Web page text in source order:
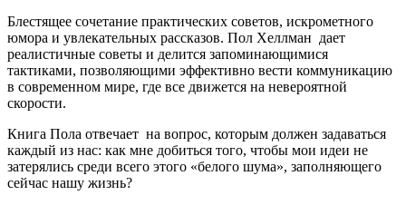
Блестящее сочетание практических советов, искрометного
юмора и увлекательных рассказов. Пол Хеллман дает
реалистичные советы и делится запоминающимися
тактиками, позволяющими эффективно вести коммуникацию
в современном мире, где все движется на невероятной
скорости.
Книга Пола отвечает на вопрос, которым должен задаваться
каждый из нас: как мне добиться того, чтобы мои идеи не
затерялись среди всего этого «белого шума», заполняющего
сейчас нашу жизнь?